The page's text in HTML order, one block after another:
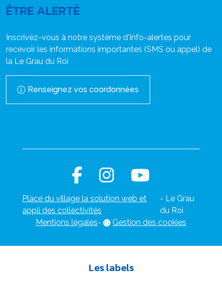
ÊTRE ALERTÉ
Inscrivez-vous à notre système d'Info-alertes pour
recevoir les informations importantes (SMS ou appel) de
la Le Grau du Roi
Renseignez vos coordonnées
Place du village la solution web et
appli des collectivités
- Le Grau
du Roi
Mentions légales- Gestion des cookies
Les labels